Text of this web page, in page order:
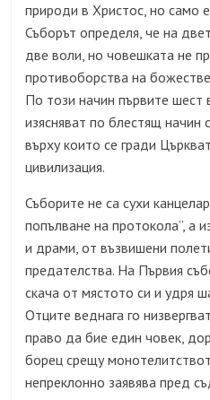
природи в Христос, но само
Съборът определя, че на
две воли, но човешката не
противоборства на
По този начин първите шест
изясняват по блестящ
върху които се гради
цивилизация.
Съборите не са сухи
попълване на протокола”, а
и драми, от възвишени
предателства. На Първия
скача от мястото си и удря
Отците веднага го
право да бие един човек,
борец срещу
непреклонно заявява пред